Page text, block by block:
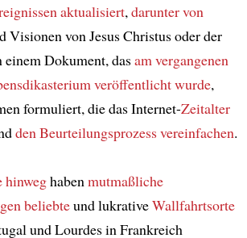
aktualisiert, darunter von
Visionen von Jesus Christus oder der
einem Dokument, dasam vergangenen
veröffentlicht wurde,
formuliert, die das Internet-Zeitalter
den Beurteilungsprozess vereinfachen.
hinweghaben mutmaßliche
beliebteund lukrativeWallfahrtsorte
und Lourdes in Frankreich